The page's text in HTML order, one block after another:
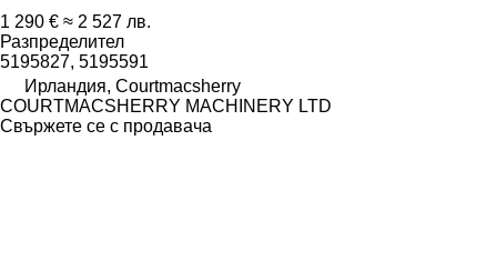
1 290 € ≈ 2 527 лв.
Разпределител
5195827, 5195591
Ирландия, Courtmacsherry
COURTMACSHERRY MACHINERY LTD
Свържете се с продавача